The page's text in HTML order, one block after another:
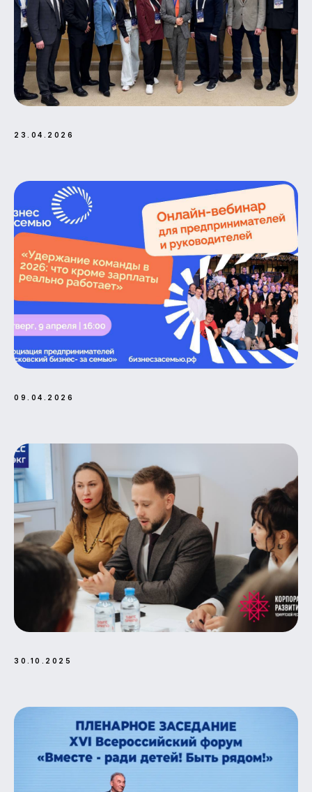
23.04.2026
09.04.2026
30.10.2025
Политика конфиденциальности
Оферта
муниципальный округ Филёвский
парк,
ул. Барклая, д. 6 стр. 5, ком. 12П
info@бизнесзасемью.рф
На сайте использована фотография «Семейный портрет» семьи
Денис. Автор: Ларина Ирина Сергеевна.
Изображения от